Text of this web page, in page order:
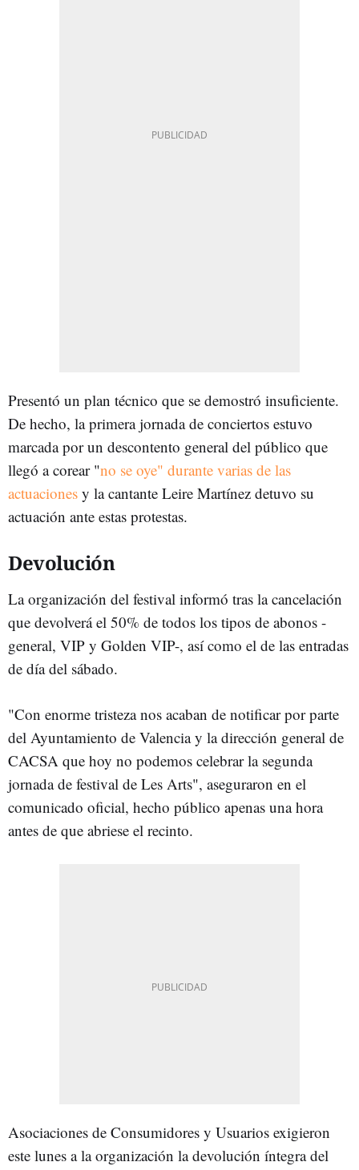
Presentó un plan técnico que se demostró insuficiente.
De hecho, la primera jornada de conciertos estuvo
marcada por un descontento general del público que
llegó a corear "no se oye" durante varias de las
actuaciones y la cantante Leire Martínez detuvo su
actuación ante estas protestas.
Devolución
La organización del festival informó tras la cancelación
que devolverá el 50% de todos los tipos de abonos -
general, VIP y Golden VIP-, así como el de las entradas
de día del sábado.
"Con enorme tristeza nos acaban de notificar por parte
del Ayuntamiento de Valencia y la dirección general de
CACSA que hoy no podemos celebrar la segunda
jornada de festival de Les Arts", aseguraron en el
comunicado oficial, hecho público apenas una hora
antes de que abriese el recinto.
Asociaciones de Consumidores y Usuarios exigieron
este lunes a la organización la devolución íntegra del